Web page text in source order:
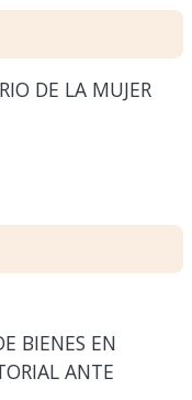
DE LA MUJER
BIENES EN
ANTE